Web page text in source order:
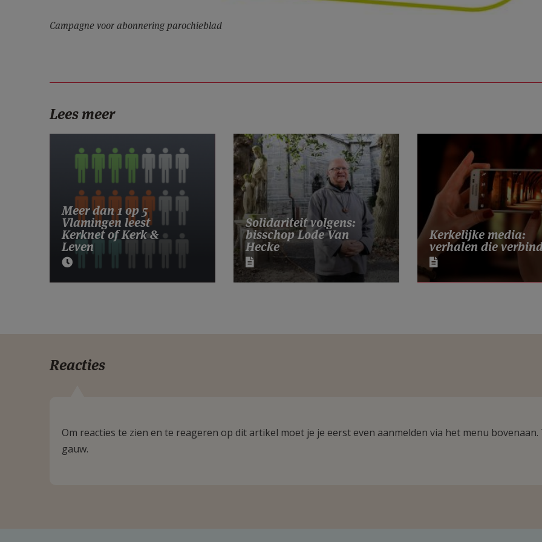
Campagne voor abonnering parochieblad
Lees meer
Meer dan 1 op 5
Vlamingen leest
Kerknet of Kerk &
Leven
Solidariteit volgens:
bisschop Lode Van
Hecke
Kerkelijke media:
verhalen die
Reacties
Om reacties te zien en te reageren op dit artikel moet je je eerst even aanmelden via het menu
gauw.